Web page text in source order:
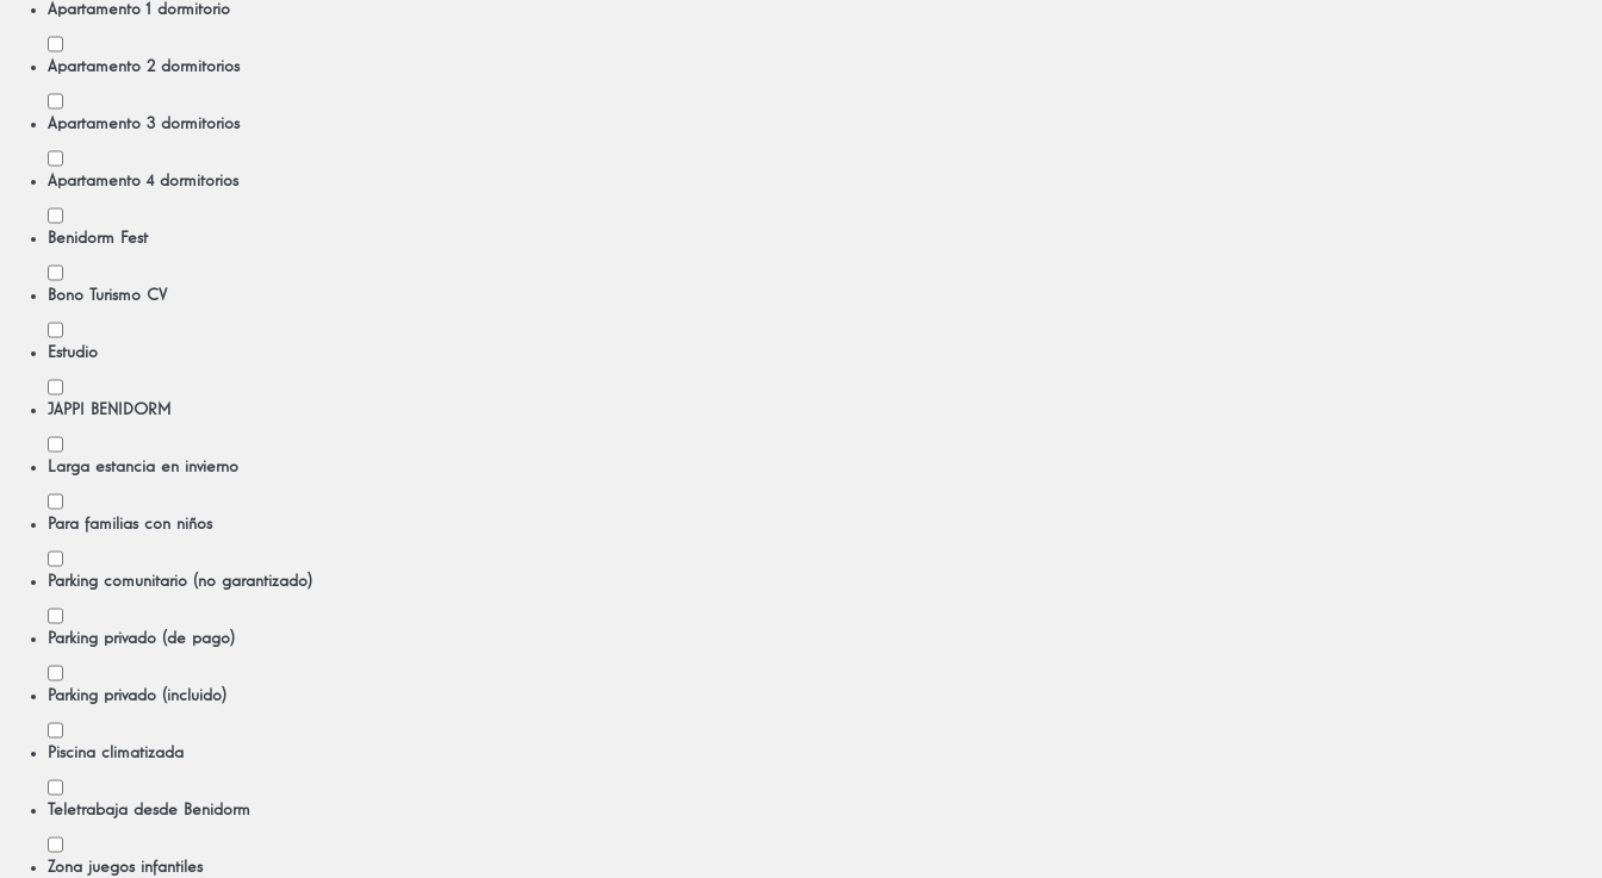
Apartamento 1 dormitorio
Apartamento 2 dormitorios
Apartamento 3 dormitorios
Apartamento 4 dormitorios
Benidorm Fest
Bono Turismo CV
Estudio
JAPPI BENIDORM
Larga estancia en invierno
Para familias con niños
Parking comunitario (no garantizado)
Parking privado (de pago)
Parking privado (incluido)
Piscina climatizada
Teletrabaja desde Benidorm
Zona juegos infantiles